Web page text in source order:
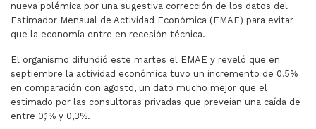
nueva polémica por una sugestiva corrección de los datos del
Estimador Mensual de Actividad Económica (EMAE) para evitar
que la economía entre en recesión técnica.
El organismo difundió este martes el EMAE y reveló que en
septiembre la actividad económica tuvo un incremento de 0,5%
en comparación con agosto, un dato mucho mejor que el
estimado por las consultoras privadas que preveían una caída de
entre 0,1% y 0,3%.